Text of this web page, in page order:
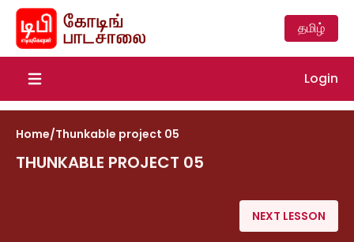
தமிழ்
Open main menu Login
Home/Thunkable project 05
THUNKABLE PROJECT 05
NEXT LESSON